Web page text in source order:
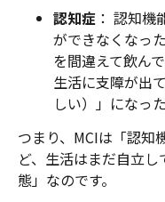
認知症 ： 認知
ができなくなっ
を間違えて飲ん
生活に支障が出
しい）」になっ
つまり、MCIは「認知
ど、生活はまだ自立
態」なのです。